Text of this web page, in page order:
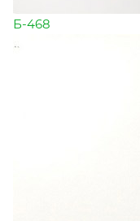
Б-468